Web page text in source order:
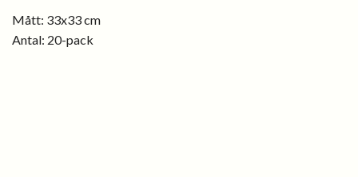
Mått: 33x33 cm
Antal: 20-pack